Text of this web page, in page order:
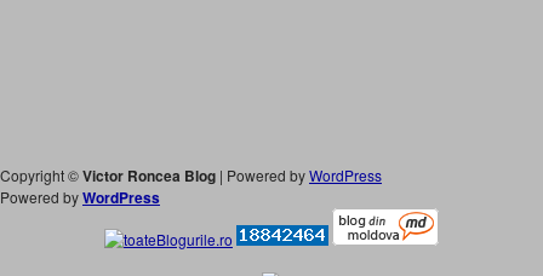
Copyright ©Victor Roncea Blog | Powered byWordPress
Powered byWordPress